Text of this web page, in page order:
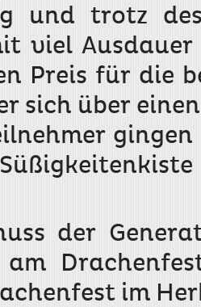
und trotz
viel
Preis für die
sich über
der
am
im